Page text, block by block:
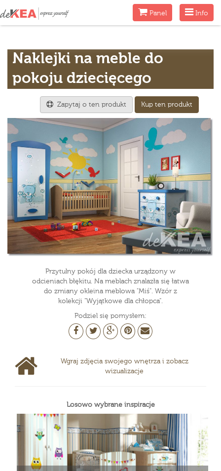
Menu
Info
MenuPanel
Naklejki na meble do
pokoju dziecięcego
Zapytaj o ten produkt Kup ten produkt
Przytulny pokój dla dziecka urządzony w
odcieniach błękitu. Na meblach znalazła się łatwa
do zmiany okleina meblowa "Miś". Wzór z
kolekcji "Wyjątkowe dla chłopca".
Podziel się pomysłem:
Wgraj zdjęcia swojego wnętrza i zobacz
wizualizacje
Losowo wybrane inspiracje